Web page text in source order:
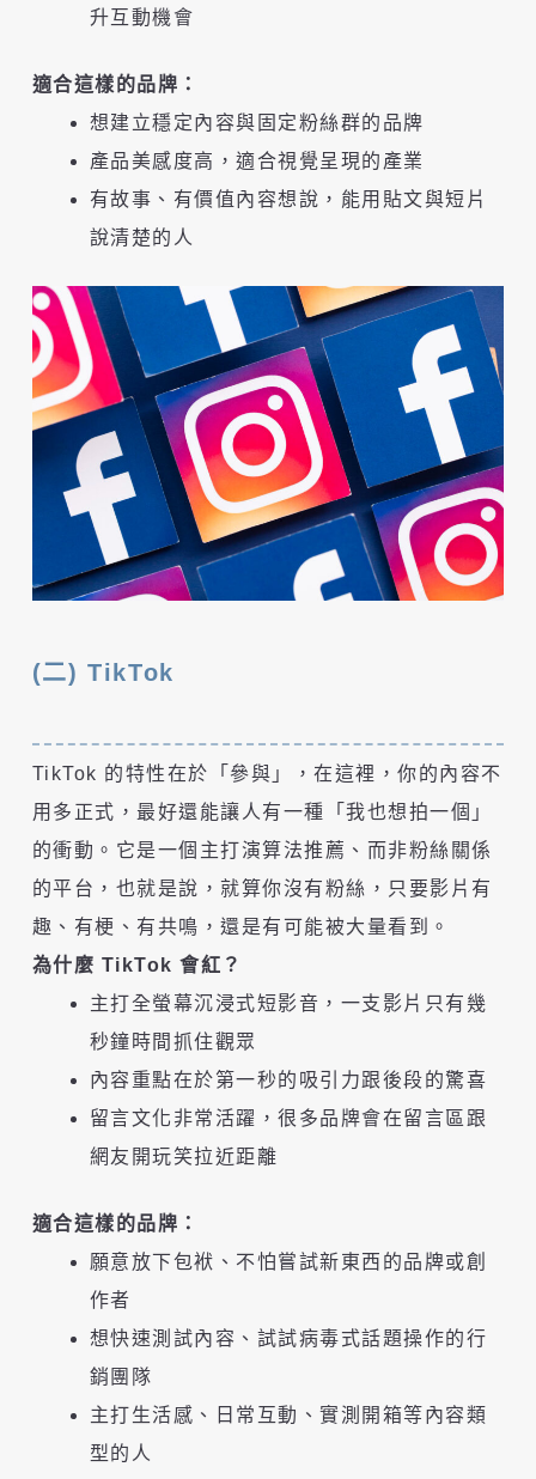
升互動機會
適合這樣的品牌：
想建立穩定內容與固定粉絲群的品牌
產品美感度高，適合視覺呈現的產業
有故事、有價值內容想說，能用貼文與短片
說清楚的人
(二) TikTok
TikTok 的特性在於「參與」，在這裡，你的內容不
用多正式，最好還能讓人有一種「我也想拍一個」
的衝動。它是一個主打演算法推薦、而非粉絲關係
的平台，也就是說，就算你沒有粉絲，只要影片有
趣、有梗、有共鳴，還是有可能被大量看到。
為什麼 TikTok 會紅？
主打全螢幕沉浸式短影音，一支影片只有幾
秒鐘時間抓住觀眾
內容重點在於第一秒的吸引力跟後段的驚喜
留言文化非常活躍，很多品牌會在留言區跟
網友開玩笑拉近距離
適合這樣的品牌：
願意放下包袱、不怕嘗試新東西的品牌或創
作者
想快速測試內容、試試病毒式話題操作的行
銷團隊
主打生活感、日常互動、實測開箱等內容類
型的人